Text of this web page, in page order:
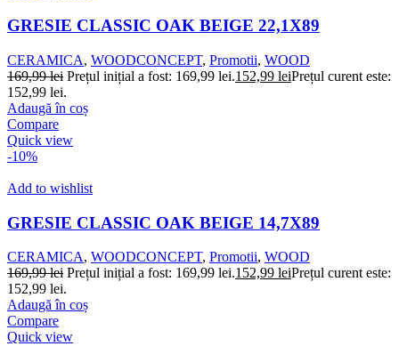
GRESIE CLASSIC OAK BEIGE 22,1X89
CERAMICA, WOODCONCEPT, Promotii, WOOD
169,99lei Prețul inițial a fost: 169,99 lei.152,99 leiPrețul curent este:
152,99 lei.
Adaugă în coș
Compare
Quick view
-10%
Add to wishlist
GRESIE CLASSIC OAK BEIGE 14,7X89
CERAMICA, WOODCONCEPT, Promotii, WOOD
169,99lei Prețul inițial a fost: 169,99 lei.152,99 leiPrețul curent este:
152,99 lei.
Adaugă în coș
Compare
Quick view